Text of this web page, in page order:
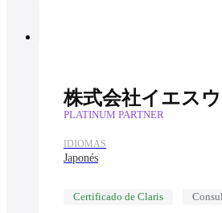
株式会社イエス
PLATINUM PARTNER
IDIOMAS
Japonés
Certificado de Claris